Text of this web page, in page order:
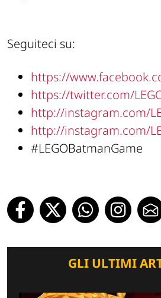
Seguiteci su:
https://
https://twitter.com/
http://instagram.com/
http://instagram.com/
#LEGOBatmanGame
GLI ULTIMI